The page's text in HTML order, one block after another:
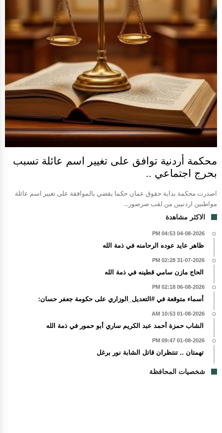
محكمة أردنية توافق على تغيير اسم عائلة تسبب
بحرج اجتماعي ..
اصدرت محكمة بداية حقوق عمان حكما يقضي بالموافقة على تغيير اسم عائلة
مواطنين اردنيين من لقب صرصور...
الاكثر مشاهدة
04-08-2026 04:53 PM
ظاهر عايد عوده الرحامنه في ذمة الله
31-07-2026 02:28 PM
الحاج مازن سامي قطينه في ذمة الله
06-08-2026 02:18 PM
أسماء متوقعة في #التعديل_الوزاري على حكومة جعفر حسان:
01-08-2026 10:53 AM
الشاب حمزة أحمد عبد الكريم ساري أبو حمور في ذمة الله
01-08-2026 09:47 PM
تهمتان .. تنتظران قاتل الشابة نور برغل
شخصيات المحافظة